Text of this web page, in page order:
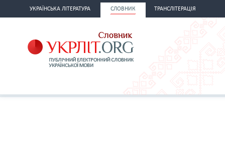
УКРАЇНСЬКА ЛІТЕРАТУРА СЛОВНИК ТРАНСЛІТЕРАЦІЯ